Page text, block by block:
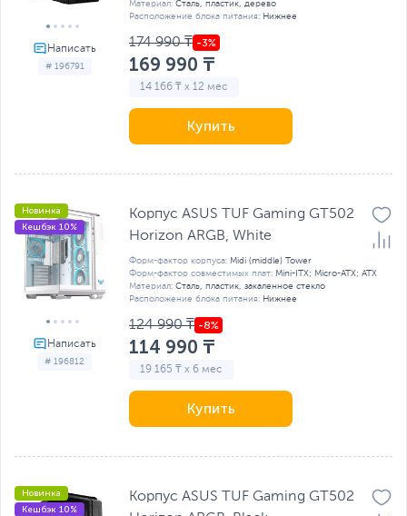
# 196791
Материал: Сталь, пластик, дерево
Расположение блока питания: Нижнее
174 990 ₸
169 990 ₸
14 166 ₸ x 12 мес
Купить
# 196812
Новинка
Кешбэк 10%
Корпус ASUS TUF Gaming GT502
Horizon ARGB, White
Форм-фактор корпуса: Midi (middle) Tower
Форм-фактор совместимых плат: Mini-ITX; Micro-ATX; ATX
Материал: Сталь, пластик, закаленное стекло
Расположение блока питания: Нижнее
124 990 ₸
114 990 ₸
19 165 ₸ x 6 мес
Купить
Новинка
Кешбэк 10%
Корпус ASUS TUF Gaming GT502